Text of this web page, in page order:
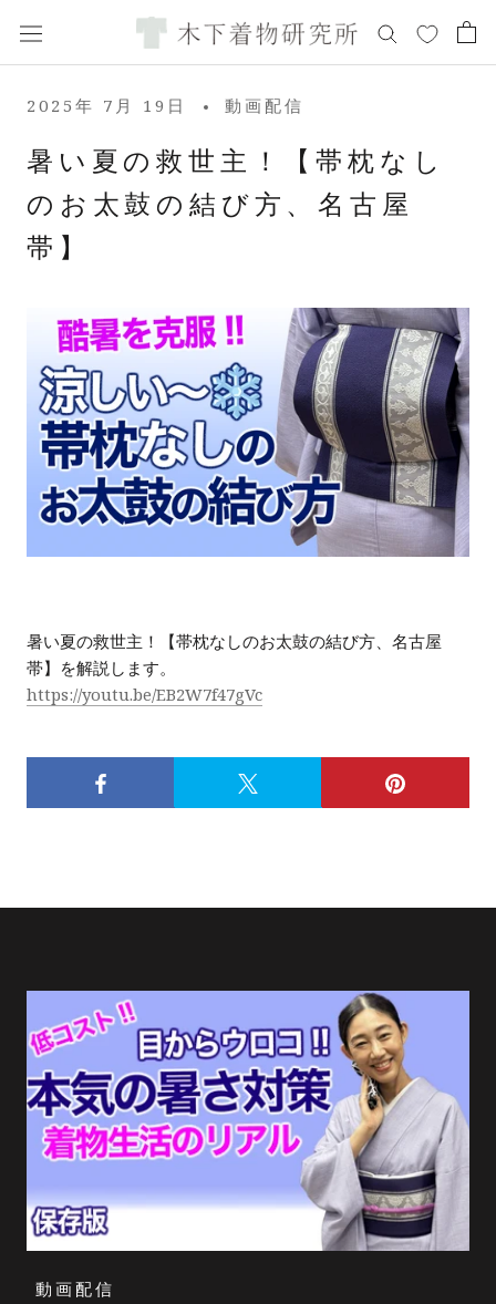
ッ
2025年 7月 19日 動画配信
暑い夏の救世主！【帯枕なし
のお太鼓の結び方、名古屋
帯】
暑い夏の救世主！【帯枕なしのお太鼓の結び方、名古屋
帯】を解説します。
https://youtu.be/EB2W7f47gVc
動画配信